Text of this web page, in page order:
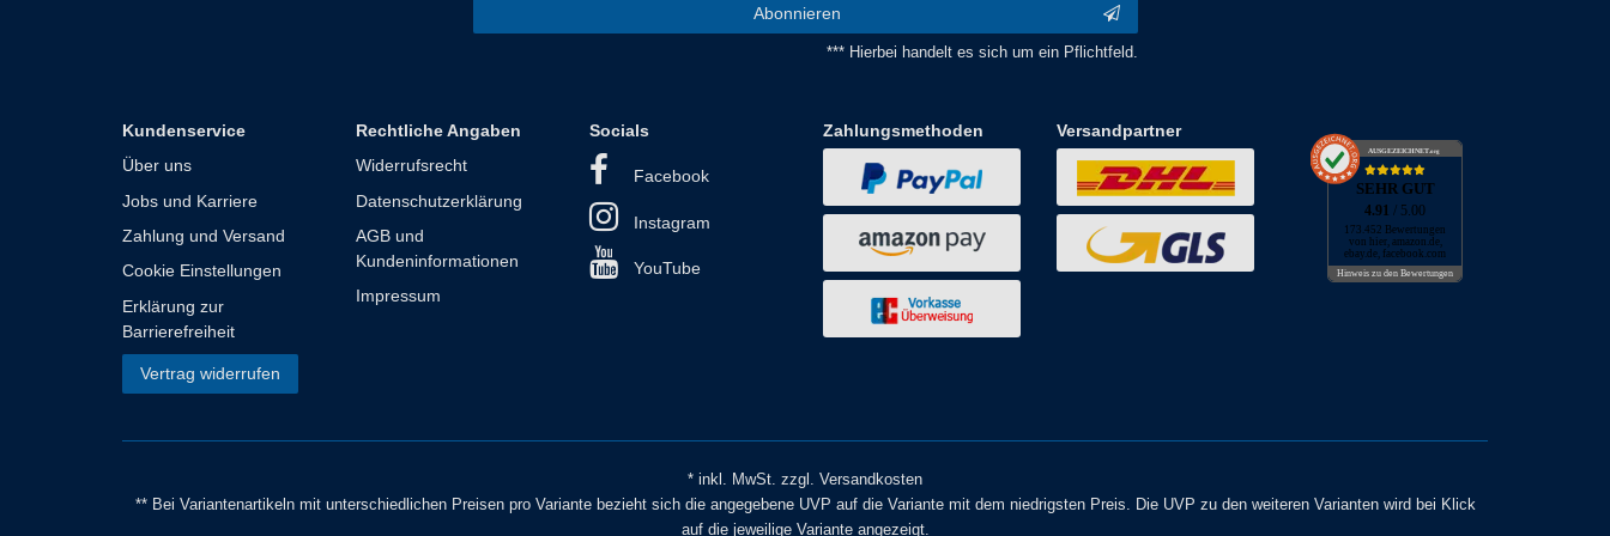
Abonnieren
*** Hierbei handelt es sich um ein Pflichtfeld.
Kundenservice
Über uns
Jobs und Karriere
Zahlung und Versand
Cookie Einstellungen
Erklärung zur
Barrierefreiheit
Vertrag widerrufen
Rechtliche Angaben
Widerrufsrecht
Datenschutzerklärung
AGB und
Kundeninformationen
Impressum
Socials
Facebook
Instagram
YouTube
Zahlungsmethoden Versandpartner
AUSGEZEICHNET.org
SEHR GUT
4.91/ 5.00
173.452 Bewertungen
von hier, amazon.de,
ebay.de, facebook.com
Hinweis zu den Bewertungen
* inkl. MwSt. zzgl. Versandkosten
** Bei Variantenartikeln mit unterschiedlichen Preisen pro Variante bezieht sich die angegebene UVP auf die Variante mit dem niedrigsten Preis. Die UVP zu den weiteren Varianten wird bei Klick
auf die jeweilige Variante angezeigt.